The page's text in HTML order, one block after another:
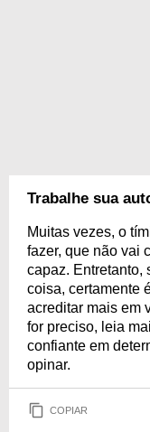
Trabalhe sua
Muitas vezes, o
fazer, que não vai
capaz. Entretanto,
coisa, certamente
acreditar mais em
for preciso, leia
confiante em
opinar.
COPIAR